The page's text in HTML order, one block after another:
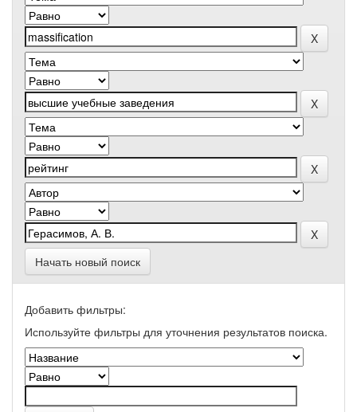
Начать новый поиск
Добавить фильтры:
Используйте фильтры для уточнения результатов поиска.